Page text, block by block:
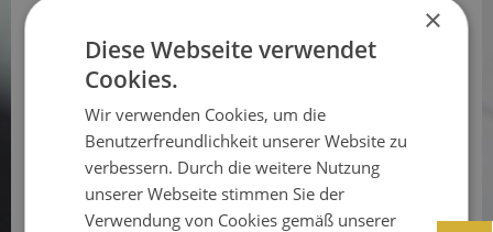
×
Diese Webseite verwendet
Cookies.
Wir verwenden Cookies, um die
Benutzerfreundlichkeit unserer Website zu
verbessern. Durch die weitere Nutzung
unserer Webseite stimmen Sie der
Verwendung von Cookies gemäß unserer